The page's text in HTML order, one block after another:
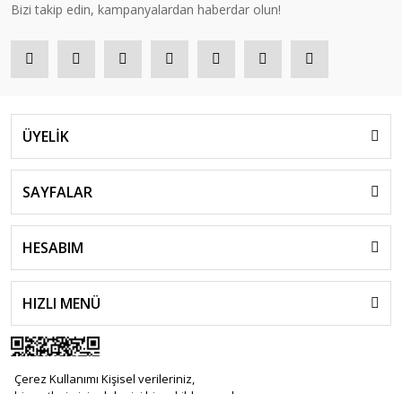
Çerez Kullanımı Kişisel verileriniz,
Bizi takip edin, kampanyalardan haberdar olun!
ÜYELİK
SAYFALAR
HESABIM
HIZLI MENÜ